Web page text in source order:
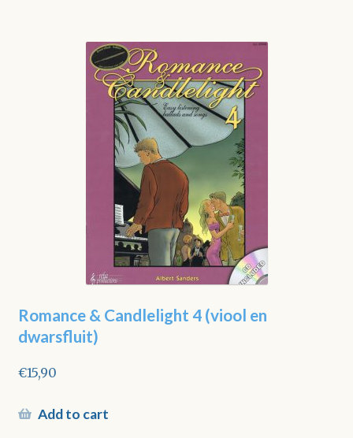
Romance & Candlelight 4 (viool en
dwarsfluit)
€15,90
Add to cart